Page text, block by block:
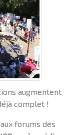
augmentent
complet !
forums des